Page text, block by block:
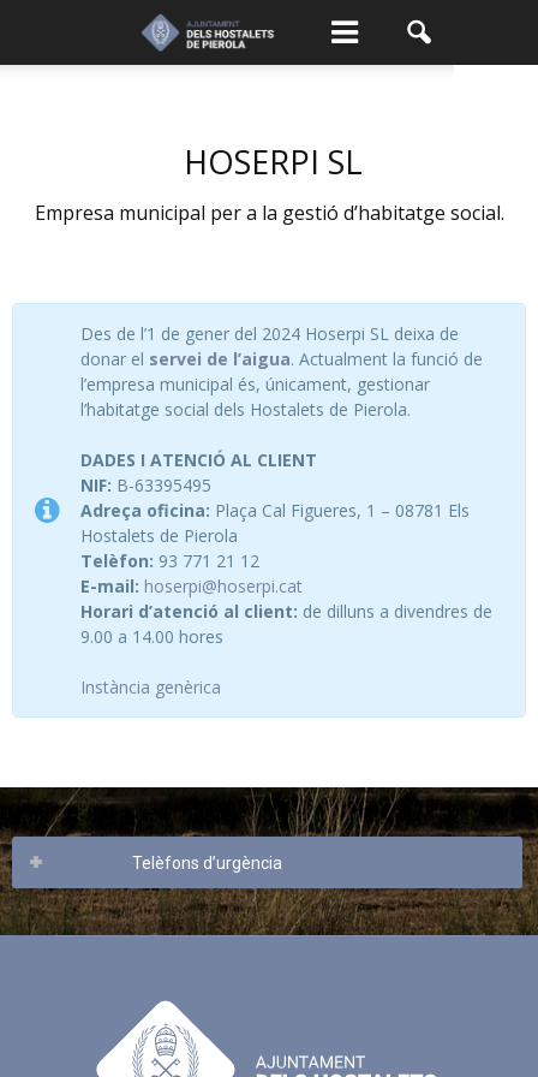
HOSERPI SL
Empresa municipal per a la gestió d’habitatge social.
Des de l’1 de gener del 2024 Hoserpi SL deixa de
donar el servei de l’aigua. Actualment la funció de
l’empresa municipal és, únicament, gestionar
l’habitatge social dels Hostalets de Pierola.
DADES I ATENCIÓ AL CLIENT
NIF: B-63395495
Adreça oficina: Plaça Cal Figueres, 1 – 08781 Els
Hostalets de Pierola
Telèfon: 93 771 21 12
E-mail: hoserpi@hoserpi.cat
Horari d’atenció al client: de dilluns a divendres de
9.00 a 14.00 hores
Instància genèrica
Telèfons d’urgència